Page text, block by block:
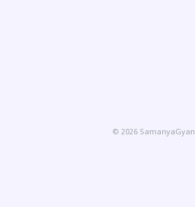
© 2026 SamanyaGyan